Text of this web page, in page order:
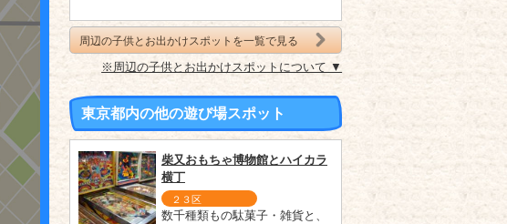
周辺の子供とお出かけスポットを一覧で見る
※周辺の子供とお出かけスポットについて ▼
東京都内の他の遊び場スポット
柴又おもちゃ博物館とハイカラ
横丁
２３区
数千種類もの駄菓子・雑貨と、